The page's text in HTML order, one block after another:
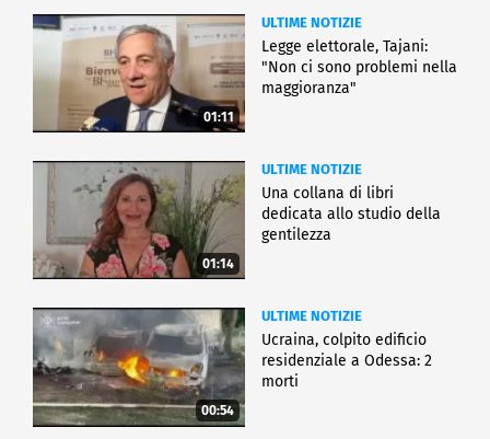
01:11
ULTIME NOTIZIE
Legge elettorale, Tajani:
"Non ci sono problemi nella
maggioranza"
01:14
ULTIME NOTIZIE
Una collana di libri
dedicata allo studio della
gentilezza
00:54
ULTIME NOTIZIE
Ucraina, colpito edificio
residenziale a Odessa: 2
morti